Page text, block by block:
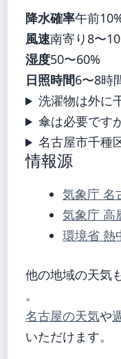
降水確率午前
風速南寄り8〜
湿度50〜60%
日照時間6〜8時
洗濯物は外に
傘は必要です
名古屋市千種
情報源
気象庁 名
気象庁 高
環境省 熱
他の地域の天気
。
名古屋の天気や
いただけます。